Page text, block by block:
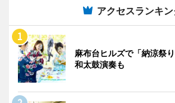
アクセスランキ
麻布台ヒルズで「納涼祭
和太鼓演奏も